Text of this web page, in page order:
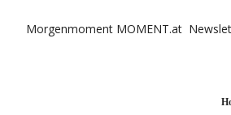
Morgenmoment MOMENT.at